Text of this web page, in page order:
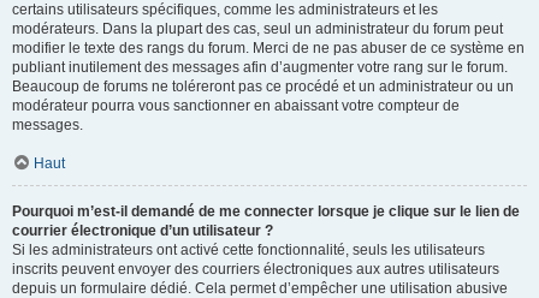
certains utilisateurs spécifiques, comme les administrateurs et les
modérateurs. Dans la plupart des cas, seul un administrateur du forum peut
modifier le texte des rangs du forum. Merci de ne pas abuser de ce système en
publiant inutilement des messages afin d’augmenter votre rang sur le forum.
Beaucoup de forums ne toléreront pas ce procédé et un administrateur ou un
modérateur pourra vous sanctionner en abaissant votre compteur de
messages.
Haut
Pourquoi m’est-il demandé de me connecter lorsque je clique sur le lien de
courrier électronique d’un utilisateur ?
Si les administrateurs ont activé cette fonctionnalité, seuls les utilisateurs
inscrits peuvent envoyer des courriers électroniques aux autres utilisateurs
depuis un formulaire dédié. Cela permet d’empêcher une utilisation abusive